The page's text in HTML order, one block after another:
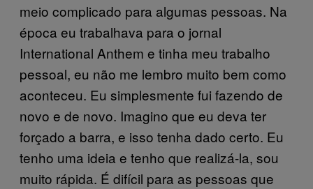
meio complicado para algumas pessoas. Na
época eu trabalhava para o jornal
International Anthem e tinha meu trabalho
pessoal, eu não me lembro muito bem como
aconteceu. Eu simplesmente fui fazendo de
novo e de novo. Imagino que eu deva ter
forçado a barra, e isso tenha dado certo. Eu
tenho uma ideia e tenho que realizá-la, sou
muito rápida. É difícil para as pessoas que